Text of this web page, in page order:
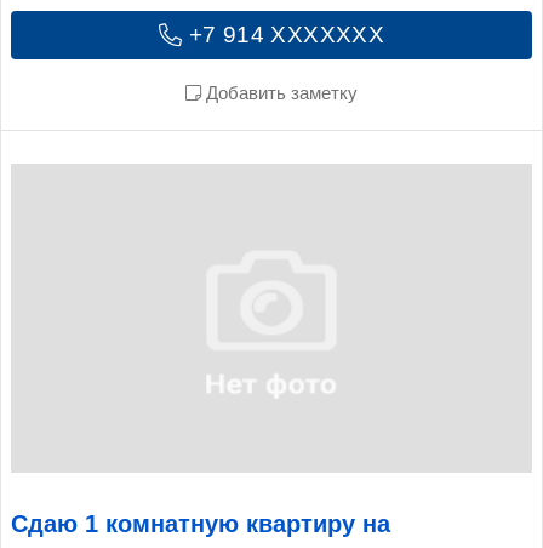
+7 914 XXXXXXX
Добавить заметку
Сдаю 1 комнатную квартиру на